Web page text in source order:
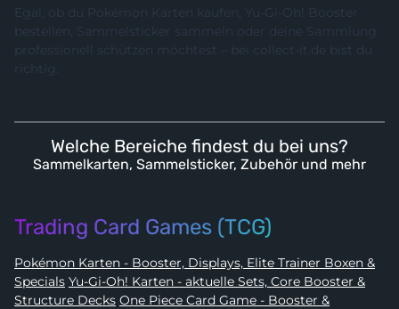
Egal, ob du Pokémon Karten kaufen, Yu-Gi-Oh! Booster
bestellen, Sammelsticker sammeln oder deine Sammlung
professionell schützen möchtest – bei collect-it.de bist du
richtig.
Welche Bereiche findest du bei uns?
Sammelkarten, Sammelsticker, Zubehör und mehr
Trading Card Games (TCG)
Pokémon Karten - Booster, Displays, Elite Trainer Boxen &
Specials Yu-Gi-Oh! Karten - aktuelle Sets, Core Booster &
Structure Decks One Piece Card Game - Booster &